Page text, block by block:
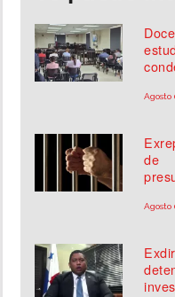
Agosto
de
Agosto